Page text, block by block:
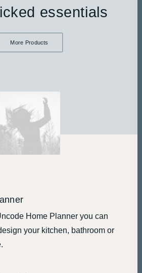
essentials
More Products
Home Planner you can
your kitchen, bathroom or